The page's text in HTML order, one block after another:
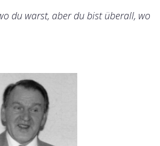
du warst, aber du bist überall, wo